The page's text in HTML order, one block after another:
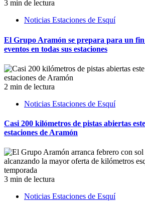
3 min de lectura
Noticias Estaciones de Esquí
El Grupo Aramón se prepara para un fin
eventos en todas sus estaciones
2 min de lectura
Noticias Estaciones de Esquí
Casi 200 kilómetros de pistas abiertas
estaciones de Aramón
3 min de lectura
Noticias Estaciones de Esquí